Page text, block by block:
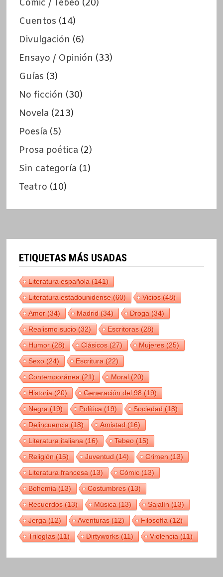
Cómic / Tebeo (20)
Cuentos (14)
Divulgación (6)
Ensayo / Opinión (33)
Guías (3)
No ficción (30)
Novela (213)
Poesía (5)
Prosa poética (2)
Sin categoría (1)
Teatro (10)
ETIQUETAS MÁS USADAS
Literatura española(141)
Literatura estadounidense(60) Vicios(48)
Amor(34) Madrid(34) Droga(34)
Realismo sucio(32) Escritoras(28)
Humor(28) Clásicos(27) Mujeres(25)
Sexo(24) Escritura(22)
Contemporánea(21) Moral(20)
Historia(20) Generación del 98(19)
Negra(19) Política(19) Sociedad(18)
Delincuencia(18) Amistad(16)
Literatura italiana(16) Tebeo(15)
Religión(15) Juventud(14) Crimen(13)
Literatura francesa(13) Cómic(13)
Bohemia(13) Costumbres(13)
Recuerdos(13) Música(13) Sajalín(13)
Jerga(12) Aventuras(12) Filosofía(12)
Trilogías(11) Dirtyworks(11) Violencia(11)